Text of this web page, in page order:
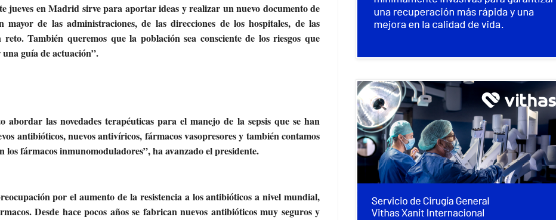
jueves en Madrid sirve para aportar ideas y realizar un nuevo documento de
mayor de las administraciones, de las direcciones de los hospitales, de las
También queremos que la población sea consciente de los riesgos que
una guía de actuación”.
las novedades terapéuticas para el manejo de la sepsis que se han
antibióticos, nuevos antivíricos, fármacos vasopresores y también contamos
los fármacos inmunomoduladores”, ha avanzado el presidente.
por el aumento de la resistencia a los antibióticos a nivel mundial,
Desde hace pocos años se fabrican nuevos antibióticos muy seguros y